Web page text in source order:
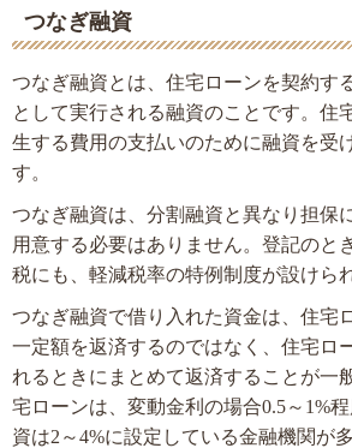
つなぎ融資
つなぎ融資とは、住宅ローンを契約す
として実行される融資のことです。住
生する費用の支払いのために融資を受
す。
つなぎ融資は、分割融資と異なり担保
用意する必要はありません。登記のと
税にも、軽減税率の特例制度が設けら
つなぎ融資で借り入れた資金は、住宅
一定額を返済するのではなく、住宅ロ
れるときにまとめて返済することが一
宅ローンは、変動金利の場合0.5～1%
資は2～4%に設定している金融機関が